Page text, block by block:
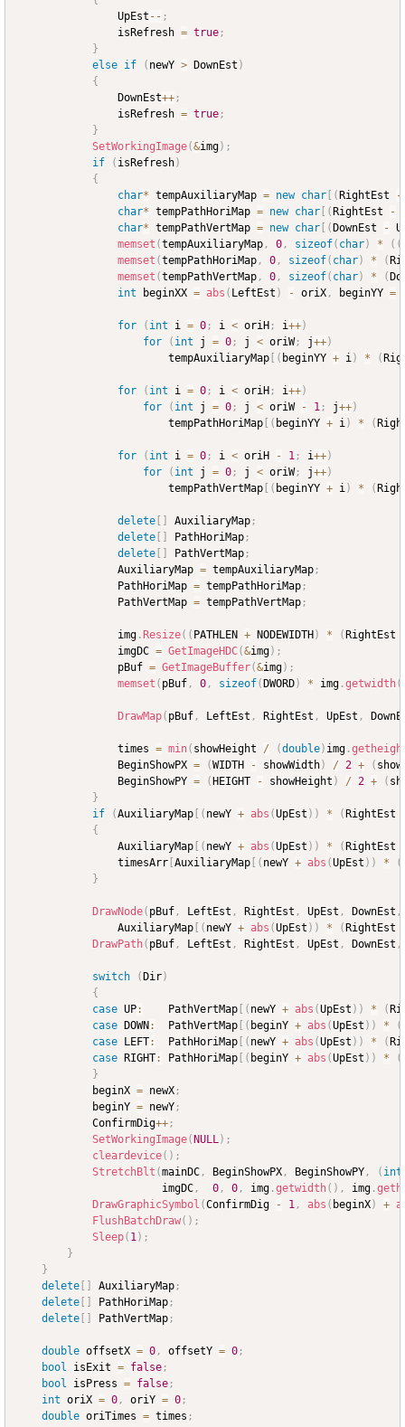
				UpEst
-- ;
				isRefresh
= true ;
}
else if ( newY > DownEst )
{
				DownEst
++ ;
				isRefresh
= true ;
}
SetWorkingImage(&img) ;
if
( isRefresh)
{
char* tempAuxiliaryMap = new char [ (RightEst -
char* tempPathHoriMap = new char [ (RightEst -
char* tempPathVertMap = new char [ (DownEst -
memset (tempAuxiliaryMap , 0 , sizeof( char) * ( (
memset (tempPathHoriMap , 0 , sizeof( char) * (
memset (tempPathVertMap , 0 , sizeof( char) * (
int beginXX = abs ( LeftEst ) - oriX , beginYY =
for ( int i = 0 ; i < oriH ; i++)
for
( int j = 0 ; j < oriW; j++)
						tempAuxiliaryMap
[ ( beginYY + i ) * (
for ( int i = 0 ; i < oriH ; i++)
for
( int j = 0 ; j < oriW - 1 ; j++)
						tempPathHoriMap
[ ( beginYY + i ) * (
for ( int i = 0 ; i < oriH - 1 ; i++)
for
( int j = 0 ; j < oriW; j++)
						tempPathVertMap
[ ( beginYY + i ) * (
delete [ ] AuxiliaryMap ;
delete [ ] PathHoriMap ;
delete [ ] PathVertMap ;
				AuxiliaryMap
= tempAuxiliaryMap ;
				PathHoriMap
= tempPathHoriMap ;
				PathVertMap
= tempPathVertMap ;
				img
.Resize( ( PATHLEN + NODEWIDTH) * (RightEst
				imgDC
= GetImageHDC(&img) ;
				pBuf
= GetImageBuffer(&img) ;
memset ( pBuf , 0 , sizeof(DWORD) * img .getwidth(
DrawMap( pBuf , LeftEst , RightEst , UpEst ,
				times
= min( showHeight / (double) img .
				BeginShowPX
= (WIDTH - showWidth) / 2 + (
				BeginShowPY
= (HEIGHT - showHeight ) / 2 + (
}
if
(AuxiliaryMap [ ( newY + abs (UpEst ) ) * (RightEst
{
				AuxiliaryMap
[ ( newY + abs (UpEst ) ) * (RightEst
				timesArr
[AuxiliaryMap [ ( newY + abs (UpEst ) ) * (
}
DrawNode( pBuf , LeftEst , RightEst , UpEst , DownEst ,
				AuxiliaryMap
[ ( newY + abs (UpEst ) ) * (RightEst
DrawPath( pBuf , LeftEst , RightEst , UpEst , DownEst ,
switch (Dir)
{
case UP:
	PathVertMap
[ ( newY + abs (UpEst ) ) * (
case DOWN:
	PathVertMap
[ ( beginY + abs (UpEst ) ) * (
case LEFT:
	PathHoriMap
[ ( newY + abs (UpEst ) ) * (
case RIGHT:
	PathHoriMap
[ ( beginY + abs (UpEst ) ) * (
}
			beginX
= newX ;
			beginY
= newY ;
			ConfirmDig
++ ;
SetWorkingImage(NULL ) ;
cleardevice( ) ;
StretchBlt (mainDC , BeginShowPX , BeginShowPY , ( int
					   imgDC
, 0 , 0 , img .getwidth( ) , img .
DrawGraphicSymbol (ConfirmDig - 1 , abs ( beginX) +
FlushBatchDraw( ) ;
Sleep( 1 ) ;
}
}
delete [ ] AuxiliaryMap ;
delete [ ] PathHoriMap ;
delete [ ] PathVertMap ;
double offsetX = 0 , offsetY = 0 ;
bool
isExit = false ;
bool
isPress = false ;
int oriX = 0 , oriY = 0 ;
double oriTimes = times ;